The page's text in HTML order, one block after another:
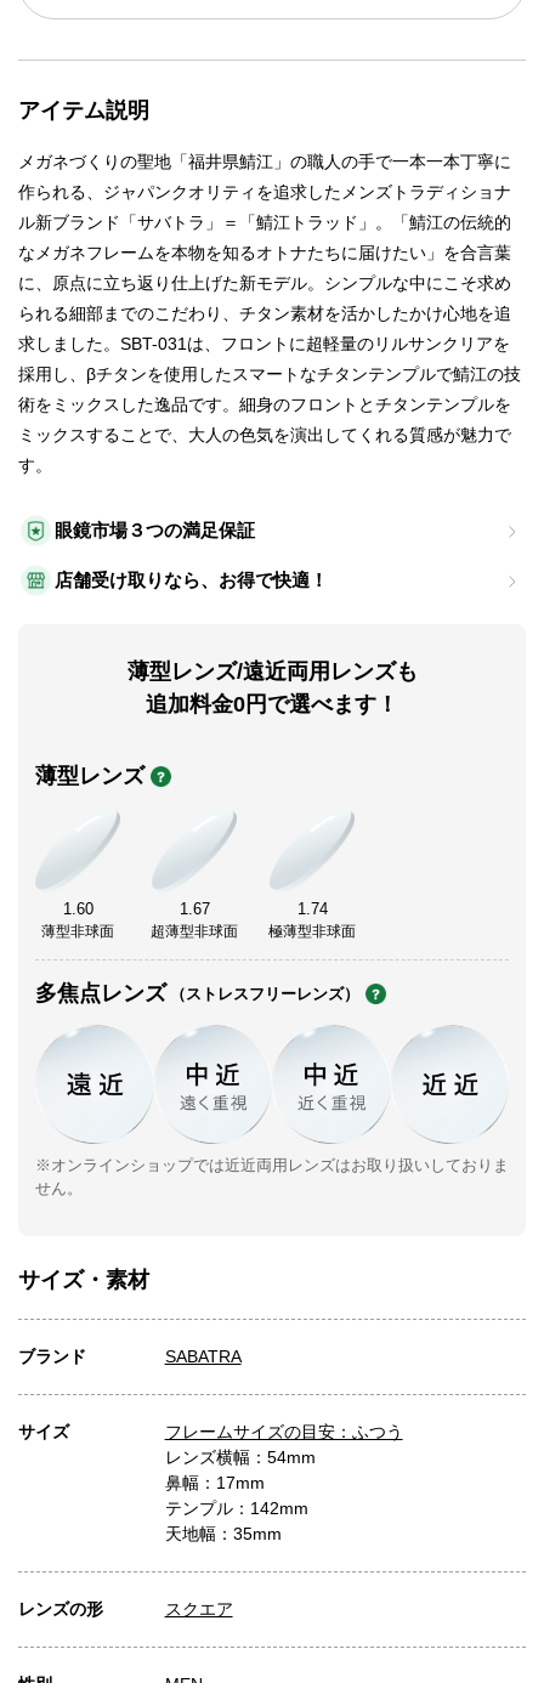
眼鏡市場３つの満足保証
店舗受け取りなら、お得で快適！
薄型レンズ/遠近両用レンズも
追加料金0円で選べます！
薄型レンズ
1.60
薄型非球面
1.67
超薄型非球面
1.74
極薄型非球面
多焦点レンズ （ストレスフリーレンズ）
※オンラインショップでは近近両用レンズはお取り扱いしておりま
せん。
アイテム説明
メガネづくりの聖地「福井県鯖江」の職人の手で一本一本丁寧に
作られる、ジャパンクオリティを追求したメンズトラディショナ
ル新ブランド「サバトラ」＝「鯖江トラッド」。「鯖江の伝統的
なメガネフレームを本物を知るオトナたちに届けたい」を合言葉
に、原点に立ち返り仕上げた新モデル。シンプルな中にこそ求め
られる細部までのこだわり、チタン素材を活かしたかけ心地を追
求しました。SBT-031は、フロントに超軽量のリルサンクリアを
採用し、βチタンを使用したスマートなチタンテンプルで鯖江の技
術をミックスした逸品です。細身のフロントとチタンテンプルを
ミックスすることで、大人の色気を演出してくれる質感が魅力で
す。
サイズ・素材
ブランド SABATRA
サイズ
フレームサイズの目安：ふつう
レンズ横幅：54mm
鼻幅：17mm
テンプル：142mm
天地幅：35mm
レンズの形 スクエア